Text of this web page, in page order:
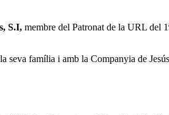
S.I, membre del Patronat de la URL del
família i amb la Companyia de